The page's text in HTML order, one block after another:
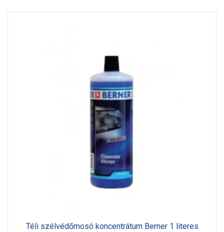
Téli szélvédőmosó koncentrátum Berner 1 literes